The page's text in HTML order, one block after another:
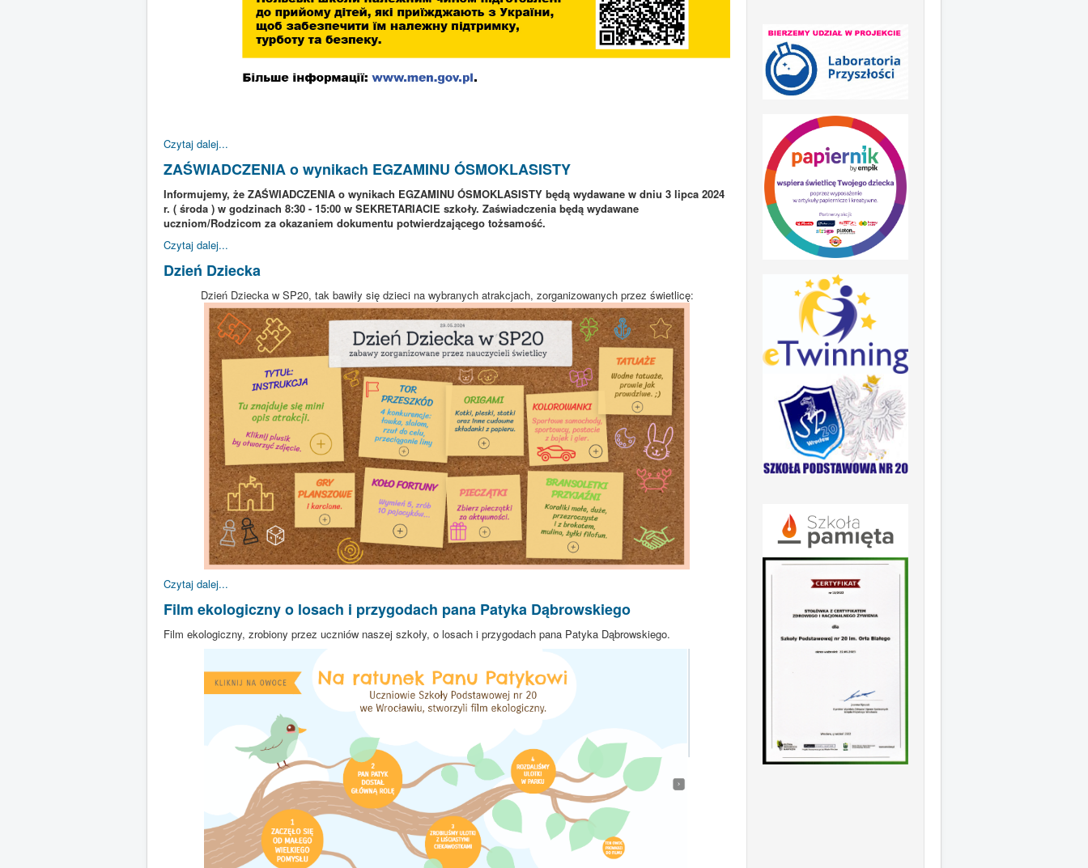
Czytaj dalej...
ZAŚWIADCZENIA o wynikach EGZAMINU ÓSMOKLASISTY
Informujemy, że ZAŚWIADCZENIA o wynikach EGZAMINU ÓSMOKLASISTY będą wydawane w dniu 3 lipca 2024
r. ( środa ) w godzinach 8:30 - 15:00 w SEKRETARIACIE szkoły. Zaświadczenia będą wydawane
uczniom/Rodzicom za okazaniem dokumentu potwierdzającego tożsamość.
Czytaj dalej...
Dzień Dziecka
Dzień Dziecka w SP20, tak bawiły się dzieci na wybranych atrakcjach, zorganizowanych przez świetlicę:
Czytaj dalej...
Film ekologiczny o losach i przygodach pana Patyka Dąbrowskiego
Film ekologiczny, zrobiony przez uczniów naszej szkoły, o losach i przygodach pana Patyka Dąbrowskiego.